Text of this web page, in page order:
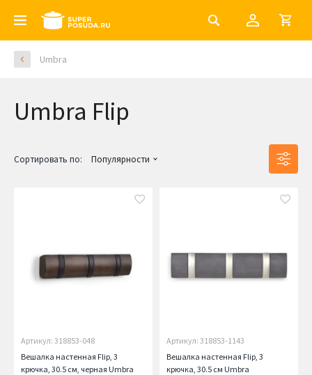
Umbra
Umbra Flip
Сортировать по: Популярности
Артикул: 318853-048
Вешалка настенная Flip, 3
крючка, 30.5 см, черная Umbra
Артикул: 318853-1143
Вешалка настенная Flip, 3
крючка, 30.5 см Umbra